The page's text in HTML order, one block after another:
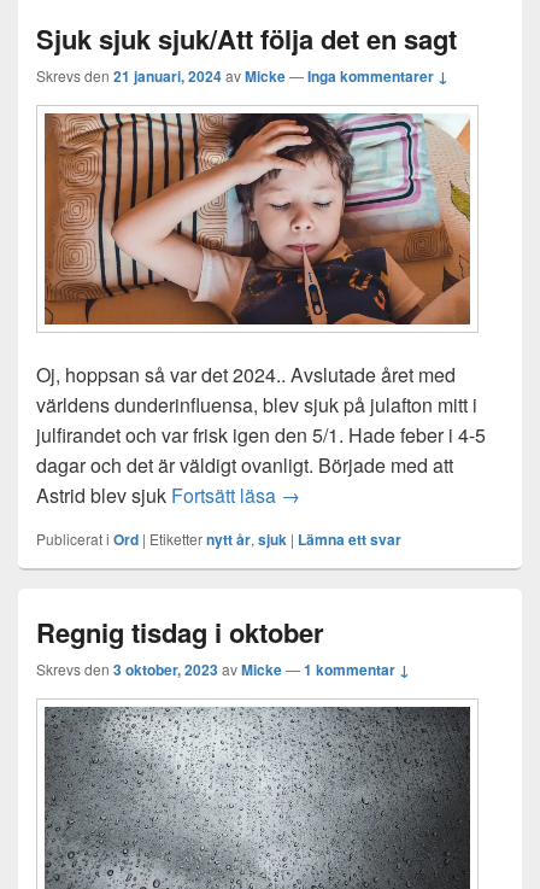
Sjuk sjuk sjuk/Att följa det en sagt
Skrevs den 21 januari, 2024avMicke—Inga kommentarer ↓
Oj, hoppsan så var det 2024.. Avslutade året med
världens dunderinfluensa, blev sjuk på julafton mitt i
julfirandet och var frisk igen den 5/1. Hade feber i 4-5
dagar och det är väldigt ovanligt. Började med att
Astrid blev sjuk Fortsätt läsa Sjuk sjuk sjuk/Att följa det en
→
Publicerat i Ord | Etiketternytt år,sjuk | Lämna ett svar
Regnig tisdag i oktober
Skrevs den 3 oktober, 2023avMicke—1 kommentar ↓